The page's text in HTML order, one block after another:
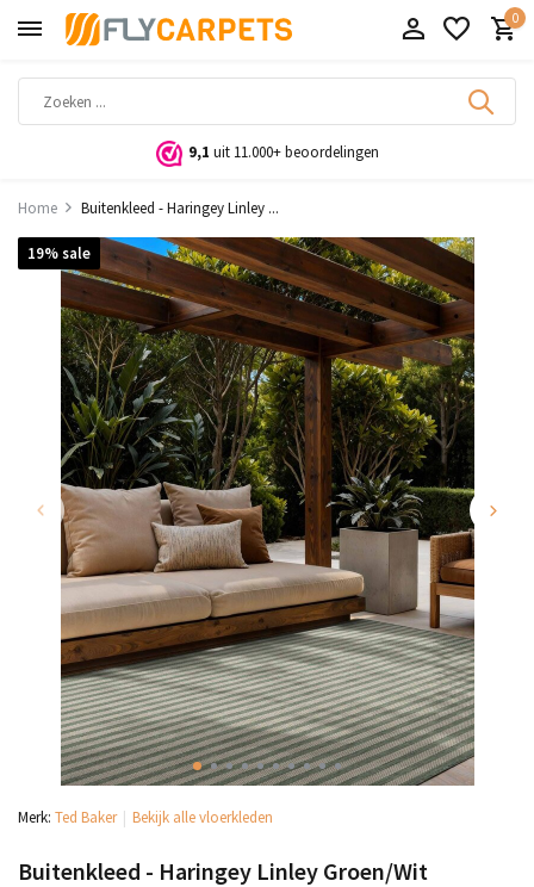
0
9,1 uit 11.000+ beoordelingen
Home Buitenkleed - Haringey Linley ...
19% sale
Merk: Ted Baker Bekijk alle vloerkleden
Buitenkleed - Haringey Linley Groen/Wit